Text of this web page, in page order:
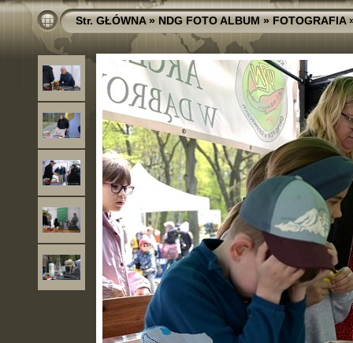
Str. GŁÓWNA»NDG FOTO ALBUM»FOTOGRAFIA